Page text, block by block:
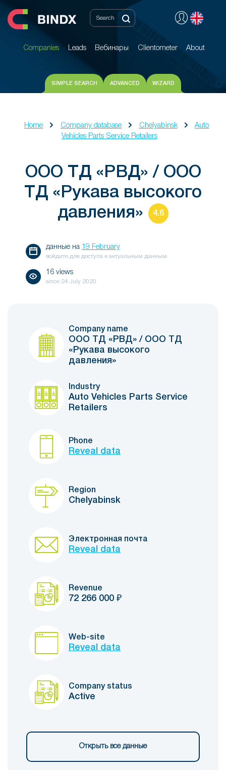
Companies Leads Вебинары Clientometer About
Companies Leads Вебинары Clientometer About
SIMPLE SEARCH ADVANCED WIZARD
Home Company database Chelyabinsk
Auto
Vehicles Parts Service Retailers
ООО ТД «РВД» / ООО
ТД «Рукава высокого
давления»
4.6
данные на 19 February
войдите для доступа к актуальным данным
16 views
since 24 July 2020
Company name
ООО ТД «РВД» / ООО ТД
«Рукава высокого
давления»
Industry
Auto Vehicles Parts Service
Retailers
Phone
Reveal data
Region
Chelyabinsk
Электронная почта
Reveal data
Revenue
72 266 000 ₽
Web-site
Reveal data
Company status
Active
Открыть все данные